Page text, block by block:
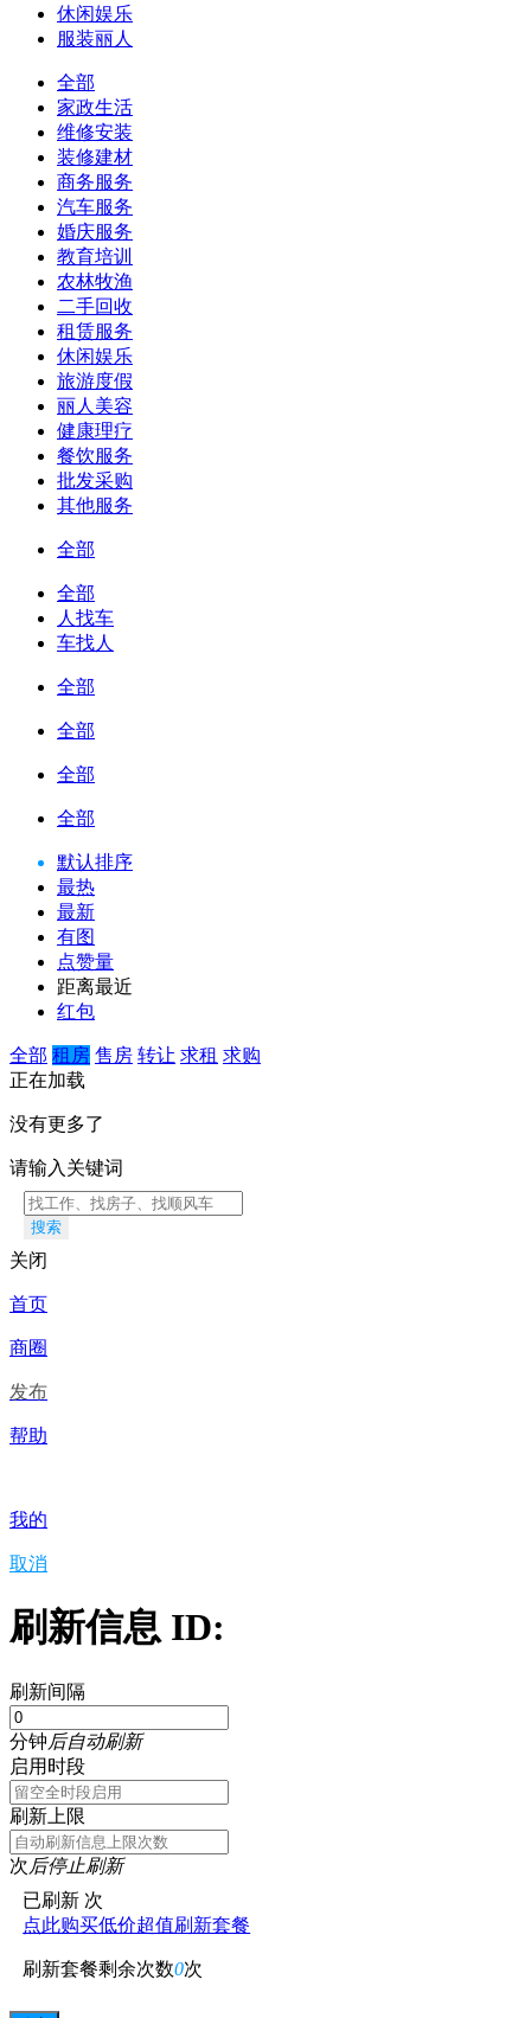
休闲娱乐
服装丽人
全部
家政生活
维修安装
装修建材
商务服务
汽车服务
婚庆服务
教育培训
农林牧渔
二手回收
租赁服务
休闲娱乐
旅游度假
丽人美容
健康理疗
餐饮服务
批发采购
其他服务
全部
全部
人找车
车找人
全部
全部
全部
全部
默认排序
最热
最新
有图
点赞量
距离最近
红包
全部 租房 售房 转让 求租 求购
正在加载
没有更多了
请输入关键词
搜索
关闭
首页
商圈
发布
帮助
我的
取消
刷新信息 ID:
刷新间隔
分钟后自动刷新
启用时段
刷新上限
次后停止刷新
已刷新 次
点此购买低价超值刷新套餐
刷新套餐剩余次数0次